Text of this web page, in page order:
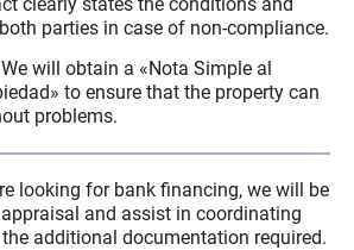
parties in case of non-compliance.
will obtain a «Nota Simple al
to ensure that the property can
problems.
looking for bank financing, we will be
and assist in coordinating
additional documentation required.